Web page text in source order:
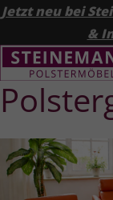
Jetzt neu bei
&